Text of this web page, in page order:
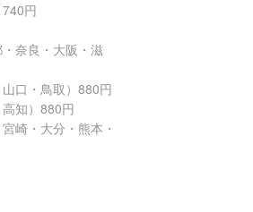
円
奈良・大阪・滋
口・鳥取）880円
知）880円
崎・大分・熊本・